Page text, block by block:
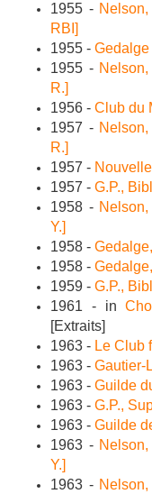
1955 -
RBI]
1955 - Gedalge
1955 -
R.]
1956 - Club du
1957 -
R.]
1957 -
1957 - G.P.,
1958 -
Y.]
1958 -
1958 -
1959 - G.P.,
1961 - in
[Extraits]
1963 - Le Club
1963 - Gautier-
1963 - Guilde
1963 - G.P.,
1963 - Guilde
1963 -
Y.]
1963 -